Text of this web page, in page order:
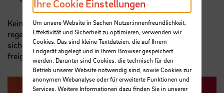
Kein Platz mehr frei im Wunsch-Angebot? Ein
regelmäßiger Blick auf den Radar desBoys'Daylohnt
sich, nach einer Abmeldung werden die Plätze wieder
freigegeben.
Ihre Cookie Einstellungen
Um unsere Website in Sachen Nutzer:innenfreundlichkeit,
Effektivität und Sicherheit zu optimieren, verwenden wir
Cookies. Das sind kleine Textdateien, die auf Ihrem
Endgerät abgelegt und in Ihrem Browser gespeichert
werden. Darunter sind Cookies, die technisch für den
Betrieb unserer Website notwendig sind, sowie Cookies zur
anonymen Webanalyse oder für erweiterte Funktionen und
Services. Weitere Informationen dazu finden Sie in unserer